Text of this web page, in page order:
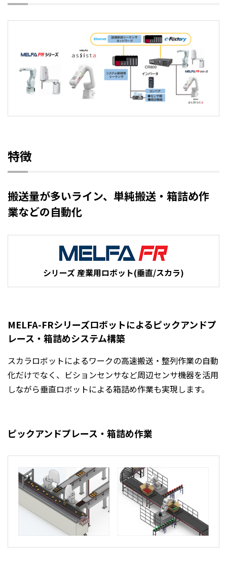
特徴
搬送量が多いライン、単純搬送・箱詰め作
業などの自動化
シリーズ 産業用ロボット(垂直/スカラ)
MELFA-FRシリーズロボットによるピックアンドプ
レース・箱詰めシステム構築
スカラロボットによるワークの高速搬送・整列作業の自動
化だけでなく、ビションセンサなど周辺センサ機器を活用
しながら垂直ロボットによる箱詰め作業も実現します。
ピックアンドプレース・箱詰め作業